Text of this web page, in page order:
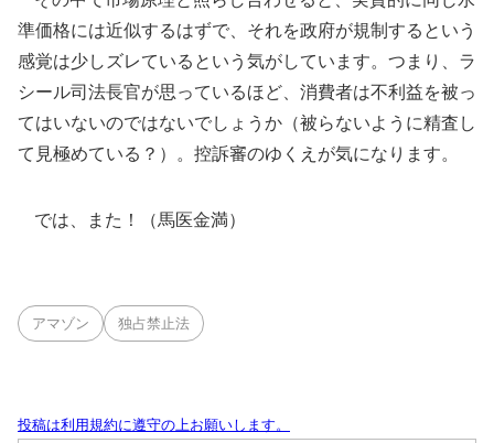
準価格には近似するはずで、それを政府が規制するという
感覚は少しズレているという気がしています。つまり、ラ
シール司法長官が思っているほど、消費者は不利益を被っ
てはいないのではないでしょうか（被らないように精査し
て見極めている？）。控訴審のゆくえが気になります。
では、また！（馬医金満）
アマゾン 独占禁止法